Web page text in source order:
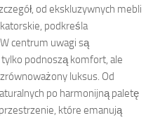
od ekskluzywnych mebli
podkreśla
centrum uwagi są
podnoszą komfort, ale
luksus. Od
po harmonijną paletę
które emanują